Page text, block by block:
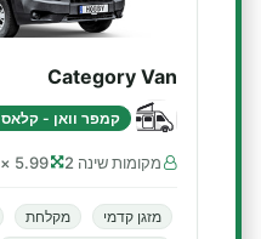
Category Van
קמפר וואן - קלאס B
מקומות שינה 2 5.99 × 2.16 m
מזגן קדמי מקלחת